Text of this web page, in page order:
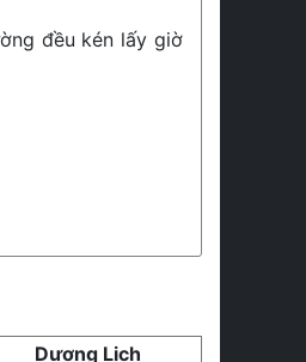
đều kén lấy giờ
Dương Lịch